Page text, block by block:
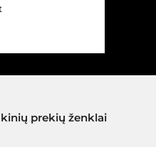
prekių ženklai